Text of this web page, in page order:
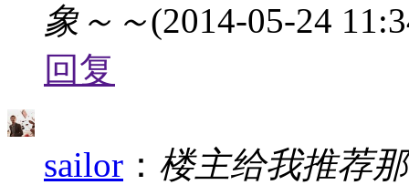
象～～(2014-05-24
回复
sailor ： 楼主给我推荐